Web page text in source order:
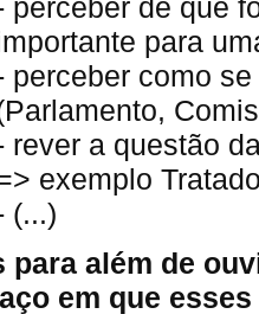
perceber de que
para
perceber como
rever a questão
exemplo
(...)
para além de
em que